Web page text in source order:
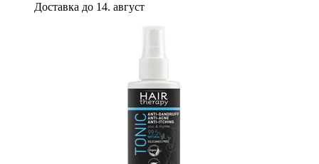
Доставка до 14. август